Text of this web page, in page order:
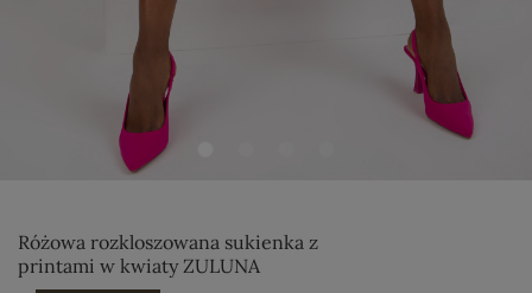
Różowa rozkloszowana sukienka z
printami w kwiaty ZULUNA